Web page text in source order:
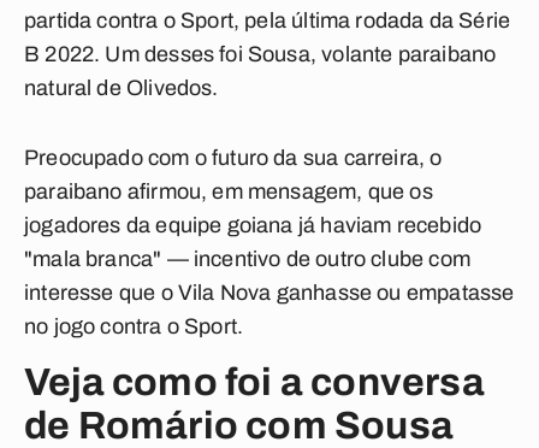
partida contra o Sport, pela última rodada da Série
B 2022. Um desses foi Sousa, volante paraibano
natural de Olivedos.
Preocupado com o futuro da sua carreira, o
paraibano afirmou, em mensagem, que os
jogadores da equipe goiana já haviam recebido
"mala branca" — incentivo de outro clube com
interesse que o Vila Nova ganhasse ou empatasse
no jogo contra o Sport.
Veja como foi a conversa
de Romário com Sousa